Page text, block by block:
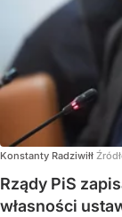
Konstanty Radziwiłł
Rządy PiS
własności